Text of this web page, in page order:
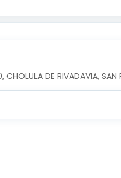
DE RIVADAVIA, SAN